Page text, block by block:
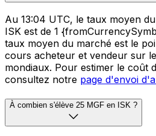
Au 13:04 UTC, le taux moyen
ISK est de 1
taux moyen du marché est le
cours acheteur et vendeur sur
mondiaux. Pour estimer le coût
consultez notre page d'envoi
À combien s'élève 25 MGF en ISK ?